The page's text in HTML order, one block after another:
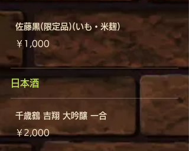
佐藤黒(限定品)(いも・米麹)
￥1,000
日本酒
千歳鶴 吉翔 大吟醸 一合
￥2,000